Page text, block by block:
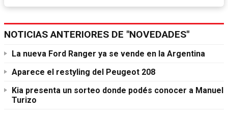
NOTICIAS ANTERIORES DE "NOVEDADES"
La nueva Ford Ranger ya se vende en la Argentina
Aparece el restyling del Peugeot 208
Kia presenta un sorteo donde podés conocer a Manuel
Turizo